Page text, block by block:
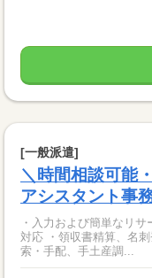
[一般派遣]
＼時間相談可能
アシスタント事
・入力および簡単なリ
対応 ・領収書精算、名
索・手配、手土産調...